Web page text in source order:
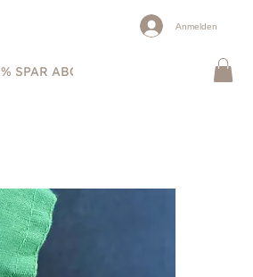
Anmelden
% SPAR ABOS Warum